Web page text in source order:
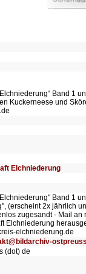
Band 1
Kuckerneese und
Elchniederung
Band 1
(erscheint 2x jährlich
zugesandt - Mail
Elchniederung
elchniederung.de
(dot) de